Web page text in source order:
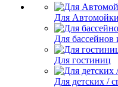
Для
Для бассейнов
Для гостиниц
Для детских /